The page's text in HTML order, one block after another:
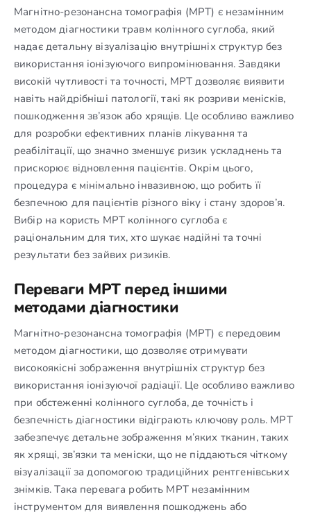
Магнітно-резонансна томографія (МРТ) є незамінним
методом діагностики травм колінного суглоба, який
надає детальну візуалізацію внутрішніх структур без
використання іонізуючого випромінювання. Завдяки
високій чутливості та точності, МРТ дозволяє виявити
навіть найдрібніші патології, такі як розриви менісків,
пошкодження зв’язок або хрящів. Це особливо важливо
для розробки ефективних планів лікування та
реабілітації, що значно зменшує ризик ускладнень та
прискорює відновлення пацієнтів. Окрім цього,
процедура є мінімально інвазивною, що робить її
безпечною для пацієнтів різного віку і стану здоров’я.
Вибір на користь МРТ колінного суглоба є
раціональним для тих, хто шукає надійні та точні
результати без зайвих ризиків.
Переваги МРТ перед іншими
методами діагностики
Магнітно-резонансна томографія (МРТ) є передовим
методом діагностики, що дозволяє отримувати
високоякісні зображення внутрішніх структур без
використання іонізуючої радіації. Це особливо важливо
при обстеженні колінного суглоба, де точність і
безпечність діагностики відіграють ключову роль. МРТ
забезпечує детальне зображення м’яких тканин, таких
як хрящі, зв’язки та меніски, що не піддаються чіткому
візуалізації за допомогою традиційних рентгенівських
знімків. Така перевага робить МРТ незамінним
інструментом для виявлення пошкоджень або